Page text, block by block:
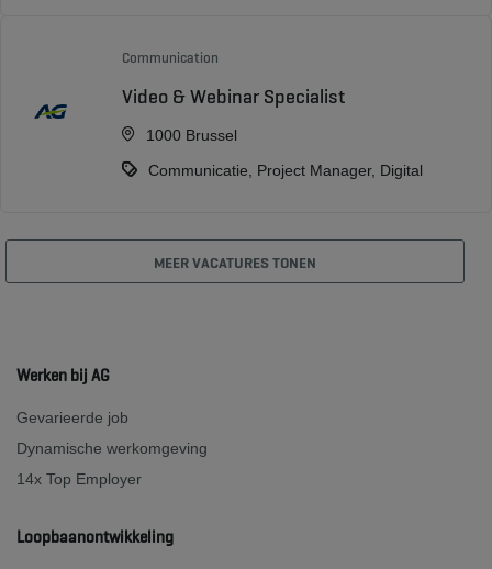
Communication
Video & Webinar Specialist
1000 Brussel
Communicatie, Project Manager, Digital
MEER VACATURES TONEN
Werken bij AG
Gevarieerde job
Dynamische werkomgeving
14x Top Employer
Loopbaanontwikkeling